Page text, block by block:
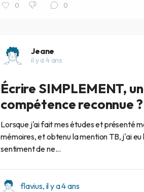
0 0
Jeane
il y a 4 ans
Écrire SIMPLEMENT,
compétence reconnue ?
Lorsque j'ai fait mes études et présenté
mémoires, et obtenu la mention TB, j'ai eu
sentiment de ne...
flavius, il y a 4 ans